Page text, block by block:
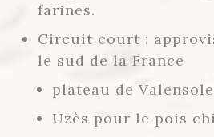
farines.
Circuit court :
le sud de la France
plateau de Valensole
Uzès pour le pois